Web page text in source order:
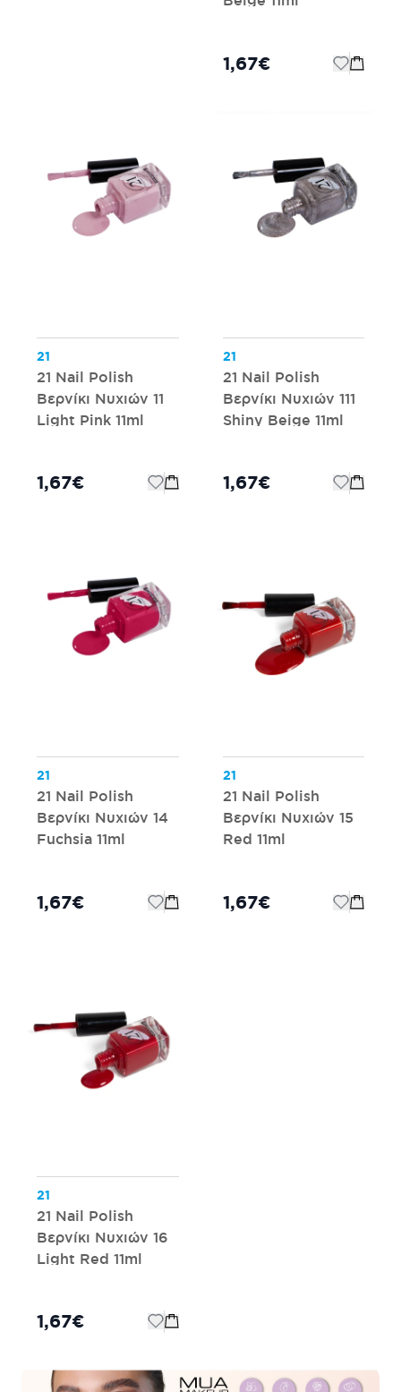
1,67€
21
21 Nail Polish
Βερνίκι Νυχιών 11
Light Pink 11ml
1,67€
21
21 Nail Polish
Βερνίκι Νυχιών 111
Shiny Beige 11ml
1,67€
21
21 Nail Polish
Βερνίκι Νυχιών 14
Fuchsia 11ml
1,67€
21
21 Nail Polish
Βερνίκι Νυχιών 15
Red 11ml
1,67€
21
21 Nail Polish
Βερνίκι Νυχιών 16
Light Red 11ml
1,67€